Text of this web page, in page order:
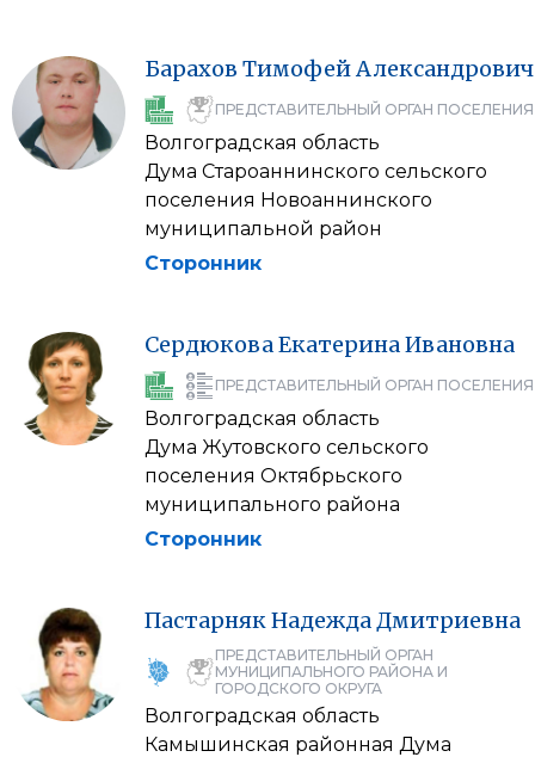
Барахов ТимофейАлександрович
ПРЕДСТАВИТЕЛЬНЫЙ ОРГАН ПОСЕЛЕНИЯ
Волгоградская область
Дума Староаннинского сельского
поселения Новоаннинского
муниципальной район
Сторонник
СердюковаЕкатеринаИвановна
ПРЕДСТАВИТЕЛЬНЫЙ ОРГАН ПОСЕЛЕНИЯ
Волгоградская область
Дума Жутовского сельского
поселения Октябрьского
муниципального района
Сторонник
ПастарнякНадеждаДмитриевна
ПРЕДСТАВИТЕЛЬНЫЙ ОРГАН
МУНИЦИПАЛЬНОГО РАЙОНА И
ГОРОДСКОГО ОКРУГА
Волгоградская область
Камышинская районная Дума